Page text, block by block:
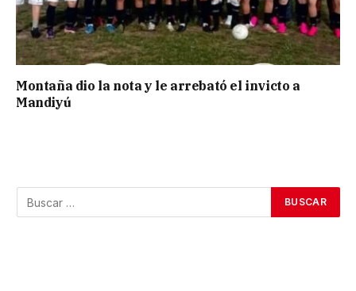
Montaña dio la nota y le arrebató el invicto a
Mandiyú